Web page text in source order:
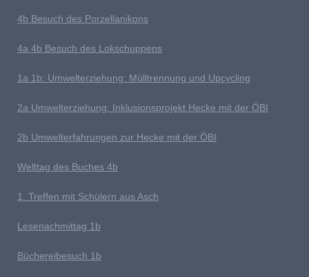
4b Besuch des Porzellanikons
4a 4b Besuch des Lokschuppens
1 a 1b: Umwelterziehung: Mülltrennung und Upcycling
2a Umwelterziehung: Inklusionsprojekt Hecke mit der ÖBI
2b Umwelterfahrungen zur Hecke mit der ÖBI
Welttag des Buches 4b
1 . Treffen mit Schülern aus Asch
Lesenachmittag 1b
Büchereibesuch 1b